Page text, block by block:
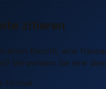
zitieren
einen Bericht, eine
Verwenden Sie eine
Format